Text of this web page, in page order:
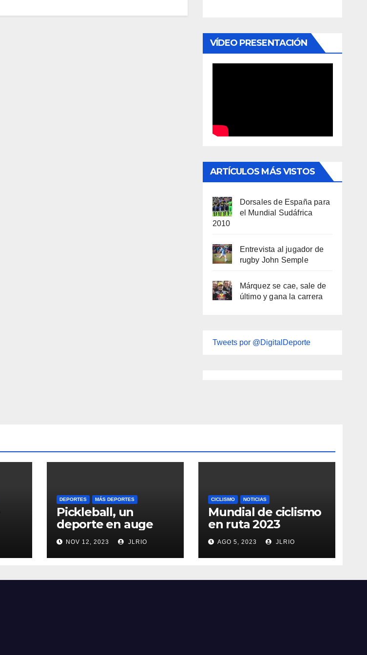
VÍDEO PRESENTACIÓN
ARTÍCULOS MÁS VISTOS
Dorsales de España para
el Mundial Sudáfrica
2010
Entrevista al jugador de
rugby John Semple
Márquez se cae, sale de
último y gana la carrera
Tweets por @DigitalDeporte
DEPORTES MÁS DEPORTES
Pickleball, un
deporte en auge
NOV 12, 2023 JLRIO
CICLISMO NOTICIAS
Mundial de ciclismo
en ruta 2023
AGO 5, 2023 JLRIO